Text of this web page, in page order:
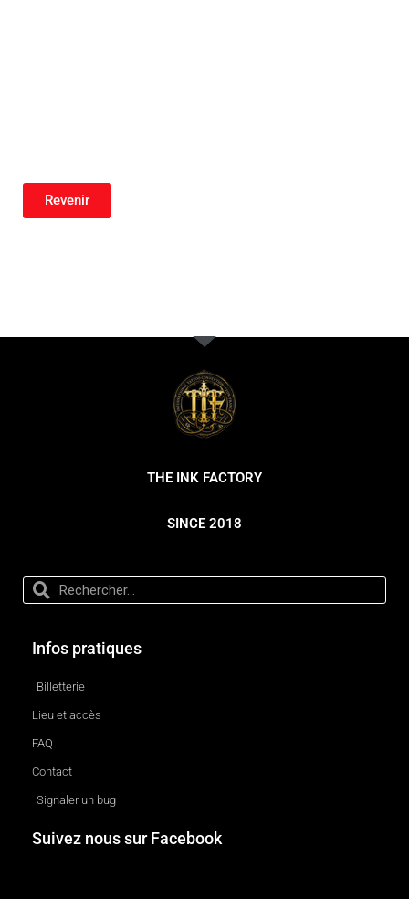
Revenir
THE INK FACTORY
SINCE 2018
Infos pratiques
Billetterie
Lieu et accès
FAQ
Contact
Signaler un bug
Suivez nous sur Facebook